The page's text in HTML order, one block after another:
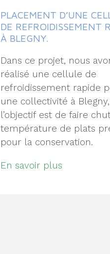
PLACEMENT D’UNE
DE REFROIDISSEMENT
À BLEGNY.
Dans ce projet, nous
réalisé une cellule de
refroidissement rapide
une collectivité à Blegny,
l’objectif est de faire
température de plats
pour la conservation.
En savoir plus